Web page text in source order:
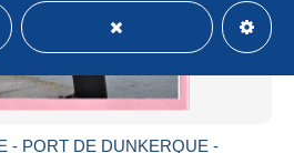
- PORT DE DUNKERQUE -